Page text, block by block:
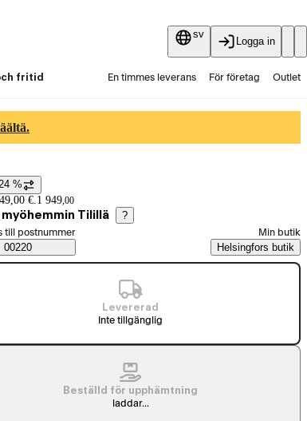
sv
Logga in
fritid En timmes leverans För företag Outlet
%
€. 1 949,00
myöhemmin Tilillä ?
till postnummer
00220
Min butik
Helsingfors butik
Levererad
Inte tillgänglig
Beställd för upphämtning
laddar...